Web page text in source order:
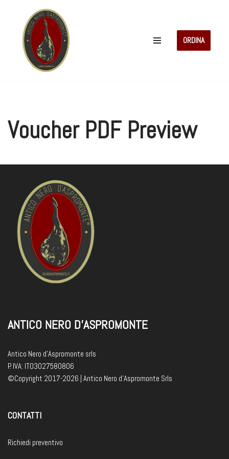
contenuto
ORDINA
Voucher PDF Preview
ANTICO NERO D'ASPROMONTE
Antico Nero d'Aspromonte srls
P. IVA: IT03027580806
©Copyright 2017-2026 | Antico Nero d’Aspromonte Srls
CONTATTI
Richiedi preventivo